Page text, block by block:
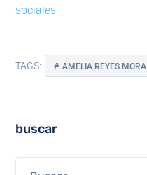
sociales.
TAGS: AMELIA REYES MORA
buscar